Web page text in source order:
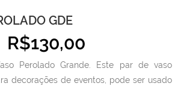
GDE
R$130,00
Perolado Grande. Este par de vaso
decorações de eventos, pode ser usado